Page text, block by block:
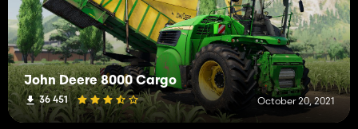
John Deere 8000 Cargo
36 451 October 20, 2021